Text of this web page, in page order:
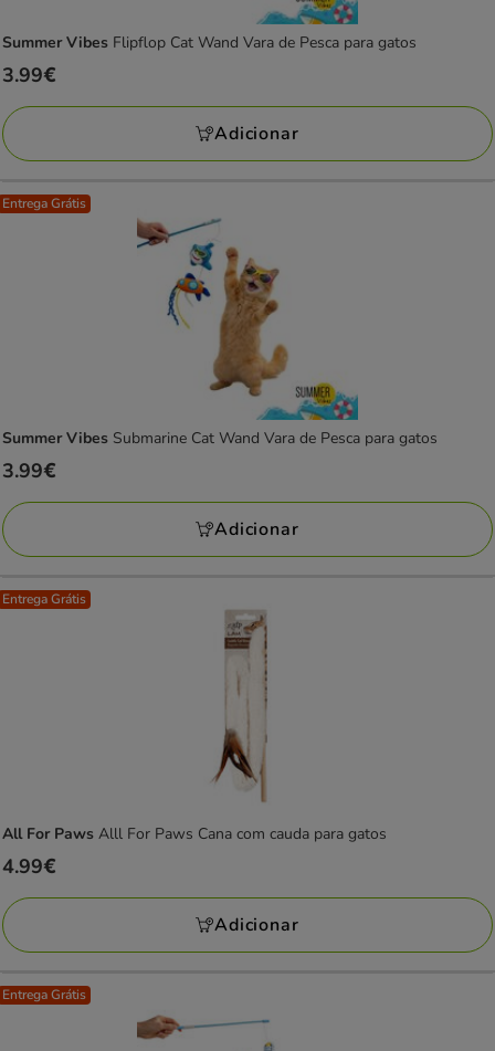
Summer Vibes Flipflop Cat Wand Vara de Pesca para gatos
Preço
3.99€
3.99€
Adicionar
Entrega Grátis
Summer Vibes Submarine Cat Wand Vara de Pesca para gatos
Preço
3.99€
3.99€
Adicionar
Entrega Grátis
All For Paws Alll For Paws Cana com cauda para gatos
Preço
4.99€
4.99€
Adicionar
Entrega Grátis